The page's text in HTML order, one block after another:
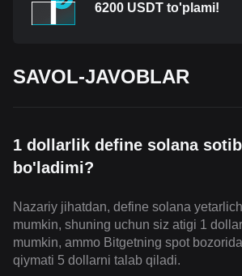
6200 USDT to'plami!
SAVOL-JAVOBLAR
1 dollarlik define solana
bo'ladimi?
Nazariy jihatdan, define solana
mumkin, shuning uchun siz atigi 1
mumkin, ammo Bitgetning spot
qiymati 5 dollarni talab qiladi.